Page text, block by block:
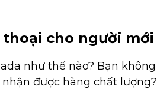
cho người mới
như thế nào? Bạn
được hàng chất